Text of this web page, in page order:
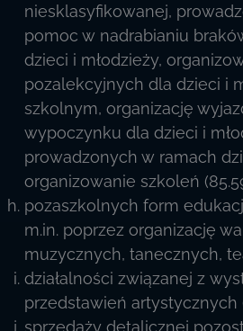
niesklasyfikowanej,
pomoc w nadrabianiu
dzieci i młodzieży,
pozalekcyjnych dla dzieci i
szkolnym, organizację
wypoczynku dla dzieci i
prowadzonych w ramach
organizowanie szkoleń
pozaszkolnych form
m.in. poprzez organizację
muzycznych, tanecznych,
działalności związanej z
przedstawień artystycznych
sprzedaży detalicznej